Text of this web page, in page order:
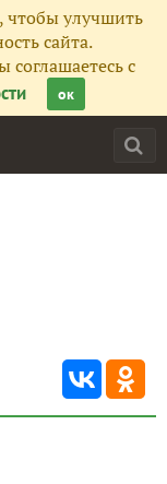
чтобы улучшить
сайта.
соглашаетесь с
ок